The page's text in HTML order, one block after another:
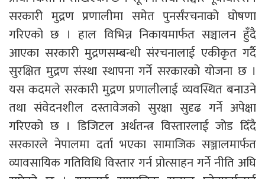
सरकारी मुद्रण प्रणालीमा समेत पुनर्संरचनाको घोषणा
गरिएको छ । हाल विभिन्न निकायमार्फत सञ्चालन हुँदै
आएका सरकारी मुद्रणसम्बन्धी संरचनालाई एकीकृत गर्दै
सुरक्षित मुद्रण संस्था स्थापना गर्ने सरकारको योजना छ ।
यस कदमले सरकारी मुद्रण प्रणालीलाई व्यवस्थित बनाउने
तथा संवेदनशील दस्तावेजको सुरक्षा सुदृढ गर्ने अपेक्षा
गरिएको छ । डिजिटल अर्थतन्त्र विस्तारलाई जोड दिँदै
सरकारले नेपालमा दर्ता भएका सामाजिक सञ्जालमार्फत
व्यावसायिक गतिविधि विस्तार गर्न प्रोत्साहन गर्ने नीति अघि